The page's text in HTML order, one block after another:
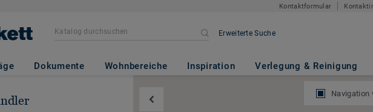
Kontaktformular
Erweiterte Suche
Dokumente Wohnbereiche Inspiration Verlegung & Reinigung
Navigation